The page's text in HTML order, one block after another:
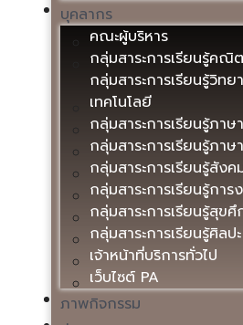
บุคลากร
คณะผู้บริหาร
กลุ่มสาระการเรียนรู้คณิ
กลุ่มสาระการเรียนรู้วิทย
เทคโนโลยี
กลุ่มสาระการเรียนรู้ภาษ
กลุ่มสาระการเรียนรู้ภาษ
กลุ่มสาระการเรียนรู้สัง
กลุ่มสาระการเรียนรู้การ
กลุ่มสาระการเรียนรู้สุข
กลุ่มสาระการเรียนรู้ศิลปะ
เจ้าหน้าที่บริการทั่วไป
เว็บไซต์ PA
ภาพกิจกรรม